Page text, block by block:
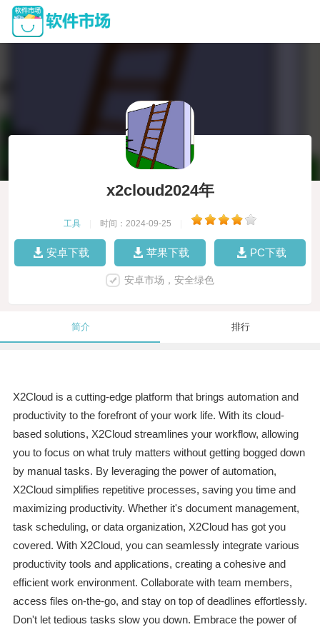
x2cloud2024年
工具 时间：2024-09-25
安卓下载 苹果下载 PC下载
安卓市场，安全绿色
简介 排行
X2Cloud is a cutting-edge platform that brings automation and
productivity to the forefront of your work life. With its cloud-
based solutions, X2Cloud streamlines your workflow, allowing
you to focus on what truly matters without getting bogged down
by manual tasks. By leveraging the power of automation,
X2Cloud simplifies repetitive processes, saving you time and
maximizing productivity. Whether it's document management,
task scheduling, or data organization, X2Cloud has got you
covered. With X2Cloud, you can seamlessly integrate various
productivity tools and applications, creating a cohesive and
efficient work environment. Collaborate with team members,
access files on-the-go, and stay on top of deadlines effortlessly.
Don't let tedious tasks slow you down. Embrace the power of